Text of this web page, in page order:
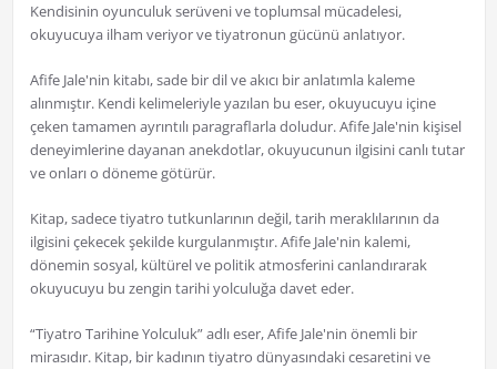
Kendisinin oyunculuk serüveni ve toplumsal mücadelesi,
okuyucuya ilham veriyor ve tiyatronun gücünü anlatıyor.
Afife Jale'nin kitabı, sade bir dil ve akıcı bir anlatımla kaleme
alınmıştır. Kendi kelimeleriyle yazılan bu eser, okuyucuyu içine
çeken tamamen ayrıntılı paragraflarla doludur. Afife Jale'nin kişisel
deneyimlerine dayanan anekdotlar, okuyucunun ilgisini canlı tutar
ve onları o döneme götürür.
Kitap, sadece tiyatro tutkunlarının değil, tarih meraklılarının da
ilgisini çekecek şekilde kurgulanmıştır. Afife Jale'nin kalemi,
dönemin sosyal, kültürel ve politik atmosferini canlandırarak
okuyucuyu bu zengin tarihi yolculuğa davet eder.
“Tiyatro Tarihine Yolculuk” adlı eser, Afife Jale'nin önemli bir
mirasıdır. Kitap, bir kadının tiyatro dünyasındaki cesaretini ve